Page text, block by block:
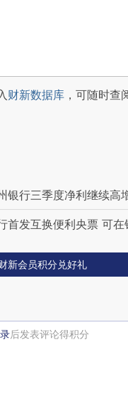
财新数据库 ，可随时查
银行三季度净利继续高
首发互换便利央票 可在
新会员积分兑好礼
后发表评论得积分